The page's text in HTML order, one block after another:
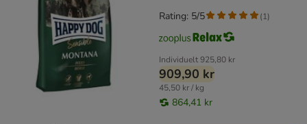
Individuelt925,80 kr
909,90 kr
45,50 kr / kg
864,41 kr
Rating: 5/5 (1)